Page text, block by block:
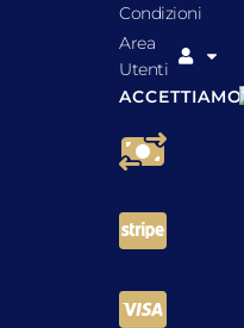
Condizioni
Area
Utenti
ACCETTIAMO